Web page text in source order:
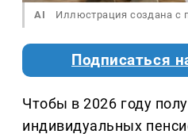
AI Иллюстрация создана
Подписаться
Чтобы в 2026 году
индивидуальных